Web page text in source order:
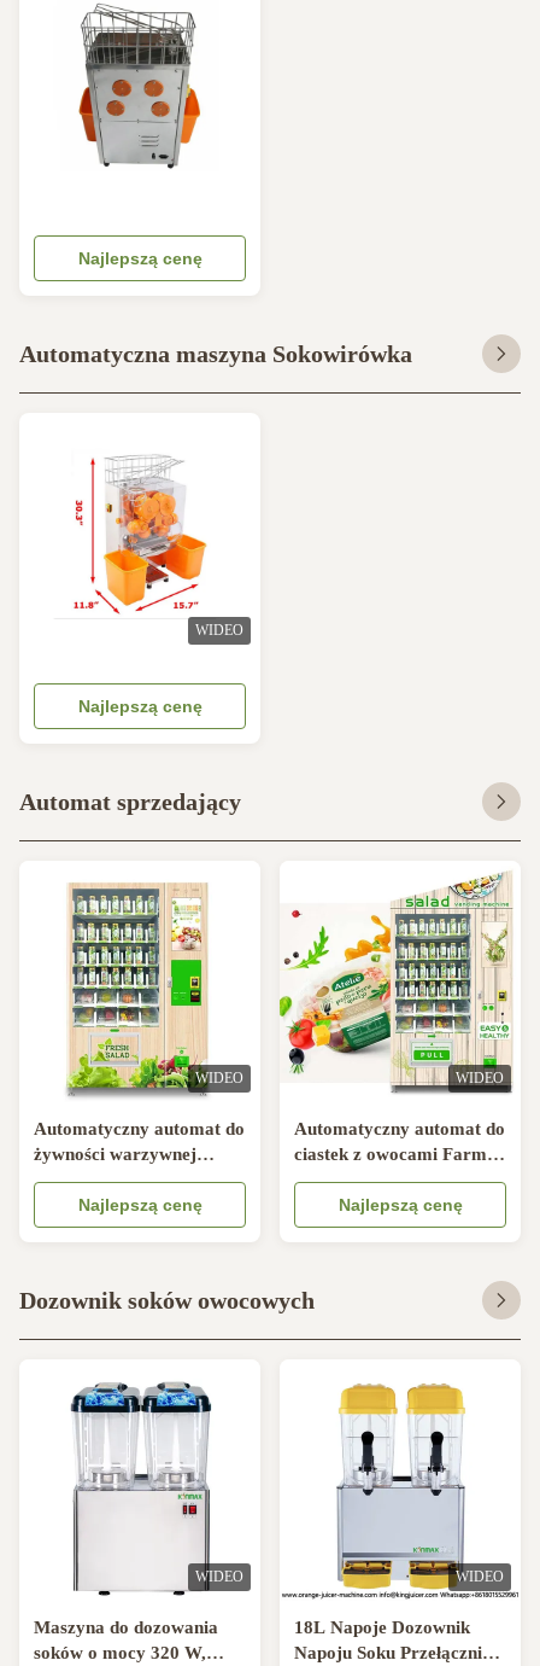
Najlepszą cenę
Automatyczna maszyna Sokowirówka
WIDEO
Najlepszą cenę
Automat sprzedający
WIDEO
Automatyczny automat do
żywności warzywnej
Napoje ze świeżych
owocówNajlepszą cenę
WIDEO
Automatyczny automat do
ciastek z owocami Farm
Egg z systemem
podnoszenia
Najlepszą cenę
Dozownik soków owocowych
WIDEO
Maszyna do dozowania
soków o mocy 320 W,
WIDEO
18L Napoje Dozownik
Napoju Soku Przełącznik